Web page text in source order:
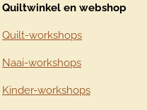
Quiltwinkel en webshop
Quilt-workshops
Naai-workshops
Kinder-workshops